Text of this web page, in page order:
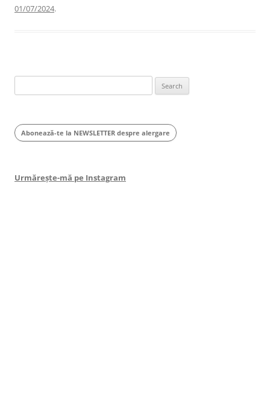
01/07/2024.
for:
Abonează-te la NEWSLETTER despre alergare
Urmărește-mă pe Instagram